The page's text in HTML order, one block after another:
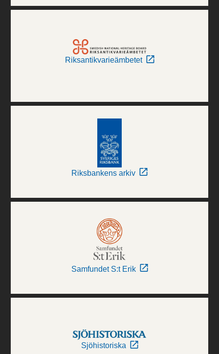
Riksantikvarieämbetet
Riksbankens arkiv
Samfundet S:t Erik
Sjöhistoriska